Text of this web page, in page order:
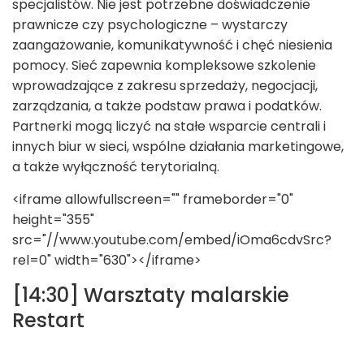
specjalistów. Nie jest potrzebne doświadczenie
prawnicze czy psychologiczne – wystarczy
zaangażowanie, komunikatywność i chęć niesienia
pomocy. Sieć zapewnia kompleksowe szkolenie
wprowadzające z zakresu sprzedaży, negocjacji,
zarządzania, a także podstaw prawa i podatków.
Partnerki mogą liczyć na stałe wsparcie centrali i
innych biur w sieci, wspólne działania marketingowe,
a także wyłączność terytorialną.
<iframe allowfullscreen="" frameborder="0"
height="355"
src="//www.youtube.com/embed/iOma6cdvSrc?
rel=0" width="630"></iframe>
[14:30] Warsztaty malarskie
Restart